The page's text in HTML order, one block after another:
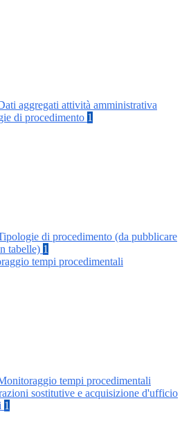
aggregati attività amministrativa
di procedimento 1
di procedimento (da pubblicare
tabelle) 1
tempi procedimentali
tempi procedimentali
sostitutive e acquisizione d'ufficio
1